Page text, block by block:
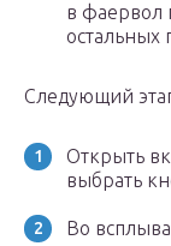
в фаервол
остальных
Следующий
Открыть
выбрать
Во